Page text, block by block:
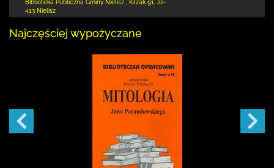
Biblioteka Publiczna Gminy Nielisz Krzak 91
22-
413 Nielisz
Najczęściej wypożyczane